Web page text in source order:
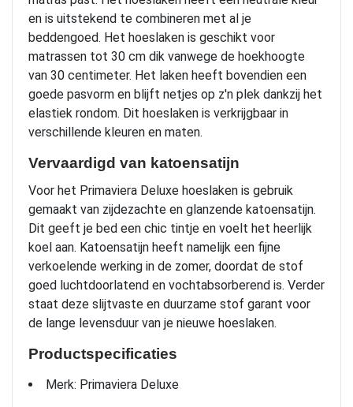
en is uitstekend te combineren met al je
beddengoed. Het hoeslaken is geschikt voor
matrassen tot 30 cm dik vanwege de hoekhoogte
van 30 centimeter. Het laken heeft bovendien een
goede pasvorm en blijft netjes op z'n plek dankzij het
elastiek rondom. Dit hoeslaken is verkrijgbaar in
verschillende kleuren en maten.
Vervaardigd van katoensatijn
Voor het Primaviera Deluxe hoeslaken is gebruik
gemaakt van zijdezachte en glanzende katoensatijn.
Dit geeft je bed een chic tintje en voelt het heerlijk
koel aan. Katoensatijn heeft namelijk een fijne
verkoelende werking in de zomer, doordat de stof
goed luchtdoorlatend en vochtabsorberend is. Verder
staat deze slijtvaste en duurzame stof garant voor
de lange levensduur van je nieuwe hoeslaken.
Productspecificaties
Merk: Primaviera Deluxe